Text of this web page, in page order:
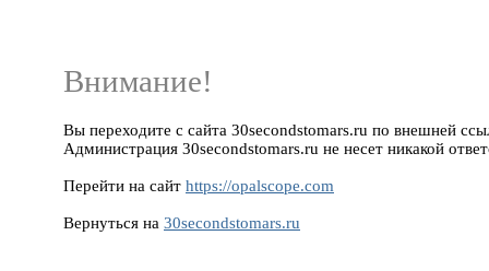
Внимание!
Вы переходите с сайта 30secondstomars.ru по внешней
Администрация 30secondstomars.ru не несет никакой
Перейти на сайт https://opalscope.com
Вернуться на 30secondstomars.ru